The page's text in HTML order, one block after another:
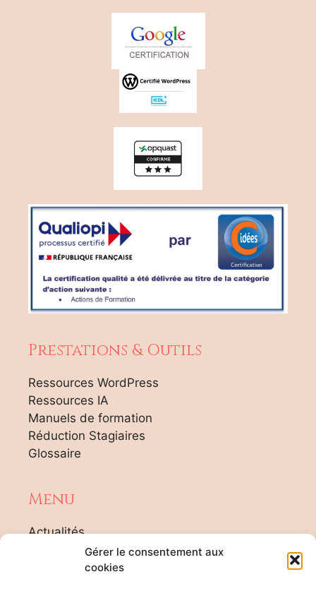
Gérer le consentement aux
cookies
Prestations & Outils
Ressources WordPress
Ressources IA
Manuels de formation
Réduction Stagiaires
Glossaire
Menu
Actualités
Agenda Formateur